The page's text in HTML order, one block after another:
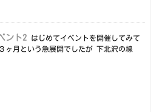
ント2
はじめてイベントを開催してみて
ヶ月という急展開でしたが 下北沢の線